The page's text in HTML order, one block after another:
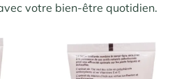
votre bien-être quotidien.